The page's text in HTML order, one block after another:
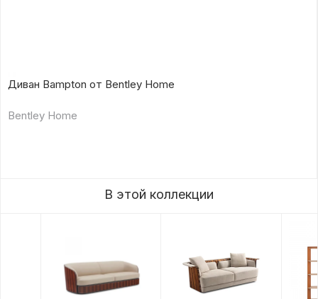
Диван Bampton от Bentley Home
Bentley Home
В этой коллекции